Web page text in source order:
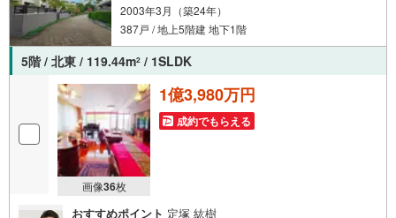
2003年3月（築24年）
387戸 / 地上5階建 地下1階
5階 / 北東 / 119.44m2 / 1SLDK
画像36枚
1億3,980万円
成約でもらえる
おすすめポイント 定塚 紘樹